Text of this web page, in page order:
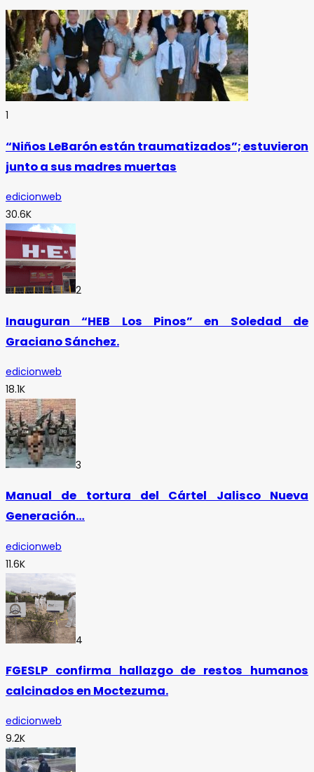
1
“Niños LeBarón están traumatizados”; estuvieron
junto a sus madres muertas
edicionweb
30.6K
2
Inauguran “HEB Los Pinos” en Soledad de
Graciano Sánchez.
edicionweb
18.1K
3
Manual de tortura del Cártel Jalisco Nueva
Generación…
edicionweb
11.6K
4
FGESLP confirma hallazgo de restos humanos
calcinados en Moctezuma.
edicionweb
9.2K